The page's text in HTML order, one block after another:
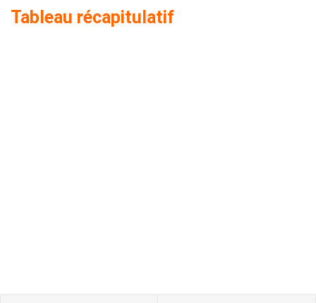
Tableau récapitulatif